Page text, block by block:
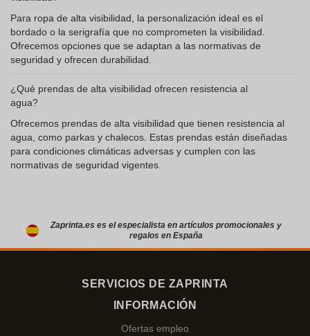
Para ropa de alta visibilidad, la personalización ideal es el
bordado o la serigrafía que no comprometen la visibilidad.
Ofrecemos opciones que se adaptan a las normativas de
seguridad y ofrecen durabilidad.
¿Qué prendas de alta visibilidad ofrecen resistencia al
agua?
Ofrecemos prendas de alta visibilidad que tienen resistencia al
agua, como parkas y chalecos. Estas prendas están diseñadas
para condiciones climáticas adversas y cumplen con las
normativas de seguridad vigentes.
Zaprinta.es es el especialista en artículos promocionales y
regalos en España
SERVICIOS DE ZAPRINTA
INFORMACIÓN
Ofertas empleo